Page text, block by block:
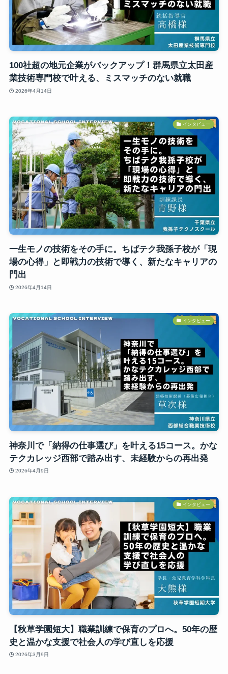
100社超の地元企業がバックアップ！群馬県立太田産
業技術専門校で叶える、ミスマッチのない就職
2026年4月14日
インタビュー
一生モノの技術をその手に。ちばテク我孫子校が「現
場の心得」と即戦力の技術で導く、新たなキャリアの
門出
2026年4月14日
インタビュー
神奈川で「納得の仕事選び」を叶える15コース。かな
テクカレッジ西部で踏み出す、未経験からの再出発
2026年4月9日
インタビュー
【秋草学園短大】職業訓練で保育のプロへ。50年の歴
史と温かな支援で社会人の学び直しを応援
2026年3月9日